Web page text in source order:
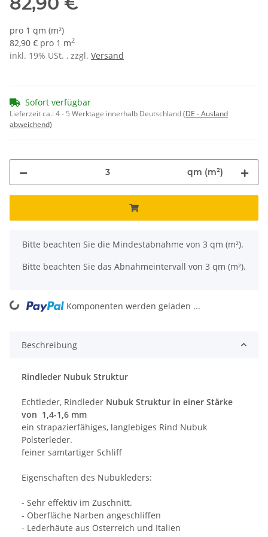
pro 1 qm (m²)
82,90 € pro 1 m2
inkl. 19% USt. , zzgl. Versand
Sofort verfügbar
Lieferzeit ca.:4 - 5 Werktage innerhalb Deutschland(DE - Ausland
abweichend)
qm (m²)
x
Bitte beachten Sie die Mindestabnahme von 3 qm (m²).
Bitte beachten Sie das Abnahmeintervall von 3 qm (m²).
Komponenten werden geladen ...
Beschreibung
Rindleder Nubuk Struktur
Echtleder, Rindleder Nubuk Struktur in einer Stärke
von 1,4-1,6 mm
ein strapazierfähiges, langlebiges Rind Nubuk
Polsterleder.
feiner samtartiger Schliff
Eigenschaften des Nubukleders:
- Sehr effektiv im Zuschnitt.
- Oberfläche Narben angeschliffen
- Lederhäute aus Österreich und Italien